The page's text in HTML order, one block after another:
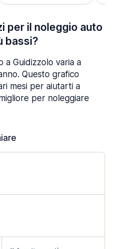
per il noleggio auto
bassi?
a Guidizzolo varia a
Questo grafico
mesi per aiutarti a
per noleggiare